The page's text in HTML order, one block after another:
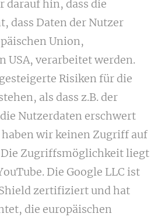
darauf hin, dass die
dass Daten der Nutzer
Union,
USA, verarbeitet werden.
Risiken für die
als dass z.B. der
Nutzerdaten erschwert
haben wir keinen Zugriff auf
Die Zugriffsmöglichkeit liegt
Die Google LLC ist
zertifiziert und hat
die europäischen